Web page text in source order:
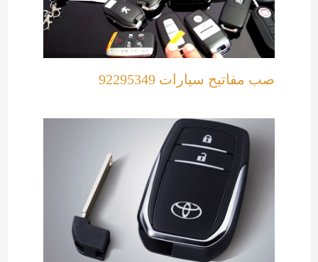
صب مفاتيح سيارات 92295349